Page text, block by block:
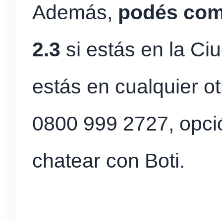
Además, podés
2.3 si estás en la
estás en cualquier
0800 999 2727,
chatear con Boti.